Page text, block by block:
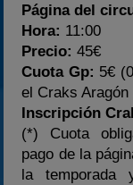
Página del
Hora: 11:00
Precio: 45€
Cuota Gp: 5€
el Craks Aragón
Inscripción
(*) Cuota
pago de la
la temporada